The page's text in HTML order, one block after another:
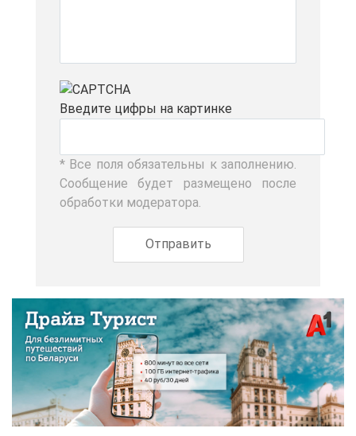
Вве­ди­те циф­ры на кар­тин­ке
* Все по­ля обя­за­тель­ны к за­пол­не­нию.
Со­об­ще­ние бу­дет раз­ме­ще­но по­сле
об­ра­бот­ки мо­де­ра­то­ра.